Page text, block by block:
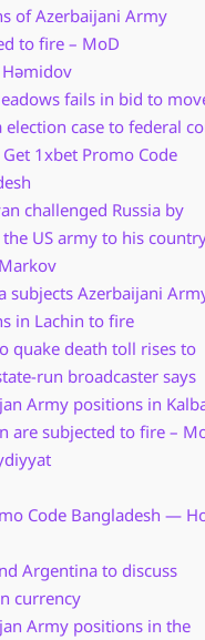
of Azerbaijani Army
to fire – MoD
fails in bid to
election case to federal
Get 1xbet Promo Code
challenged Russia by
US army to his
subjects Azerbaijani
in Lachin to fire
quake death toll rises to
run broadcaster says
Army positions in
are subjected to fire –
Code Bangladesh —
Argentina to discuss
currency
Army positions in the